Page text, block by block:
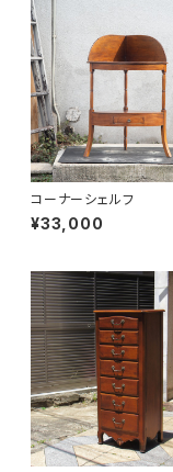
コーナーシェルフ
¥33,000